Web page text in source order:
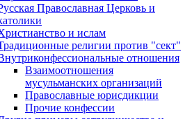
Православная Церковь и
и ислам
религии против "сект"
отношения
Взаимоотношения
мусульманских организаций
Православные юрисдикции
Прочие конфессии